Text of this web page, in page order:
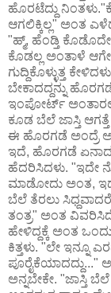
ಹೊರಟೆದ್ದು
ಆಗಲಿಕ್ಕಿಲ್ಲ" ಅಂತ
"ಹ್ಮ್, ಹೆಂಡ್ತಿ
ಕೊಡಲ್ಲ ಅಂತಾಳೆ
ಗುದ್ದಿಕೊಳ್ಳುತ್ತ
ಬೇಕಾದದ್ದನ್ನು
ಇಂಪೋರ್ಟ್ ಅಂತಾರಲ್ಲ
ಕೂಡ ಬೆಲೆ ಜಾಸ್ತಿ
ಈ ಹೊರಗಡೆ ಅಂದ್ರೆ
ಇದೆ, ಹೊರಗಡೆ
ಹೆದರಿಸಿದಳು. "ಇದೇ
ಮಾಡೋದು ಅಂತ,
ಬೆಲೆ ತೆರಲು
ತಂತ್ರ" ಅಂತ
ಹೇಳಿದ್ದಕ್ಕೆ ಅಂತ
ಕಿತ್ತಳು. "ಲೇ ಇನ್ನೂ
ಪೂರೈಕೆಯಾದದ್ದು..."
ಅನ್ನಬೇಕೇ. "ಜಾಸ್ತಿ